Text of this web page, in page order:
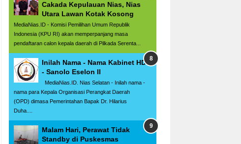
Cakada Kepulauan Nias, Nias
Utara Lawan Kotak Kosong
MediaNias.ID - Komisi Pemilihan Umum Republik
Indonesia (KPU RI) akan memperpanjang masa
pendaftaran calon kepala daerah di Pilkada Serenta...
Inilah Nama - Nama Kabinet HD
- Sanolo Eselon II
MediaNias.ID. Nias Selatan - Inilah nama -
nama para Kepala Organisasi Perangkat Daerah
(OPD) dimasa Pemerintahan Bapak Dr. Hilarius
Duha....
Malam Hari, Perawat Tidak
Standby di Puskesmas